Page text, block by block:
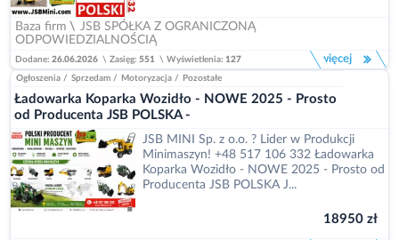
Baza firm \ JSB SPÓŁKA Z OGRANICZONĄ
ODPOWIEDZIALNOŚCIĄ
Dodane:26.06.2026 \ Zasięg:551 \ Wyświetlenia:127 więcej
Ogłoszenia / Sprzedam / Motoryzacja / Pozostałe
Ładowarka Koparka Wozidło - NOWE 2025 - Prosto
od Producenta JSB POLSKA -
JSB MINI Sp. z o.o. ? Lider w Produkcji
Minimaszyn! +48 517 106 332 Ładowarka
Koparka Wozidło - NOWE 2025 - Prosto od
Producenta JSB POLSKA J...
18950 zł